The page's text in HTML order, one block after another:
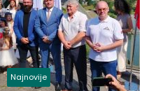
Najnovije